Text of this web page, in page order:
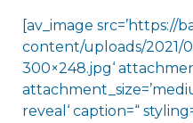
[av_image src=’https://
content/uploads/2021/
300×248.jpg‘
reveal‘ caption=“